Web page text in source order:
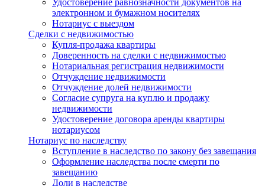
Удостоверение равнозначности документов на
электронном и бумажном носителях
Нотариус с выездом
Сделки с недвижимостью
Купля-продажа квартиры
Доверенность на сделки с недвижимостью
Нотариальная регистрация недвижимости
Отчуждение недвижимости
Отчуждение долей недвижимости
Согласие супруга на куплю и продажу
недвижимости
Удостоверение договора аренды квартиры
нотариусом
Нотариус по наследству
Вступление в наследство по закону без завещания
Оформление наследства после смерти по
завещанию
Доли в наследстве